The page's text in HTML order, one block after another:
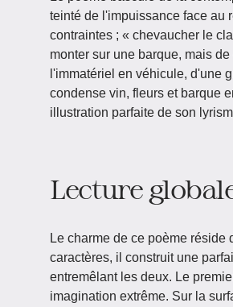
teinté de l'impuissance face au
contraintes ; « chevaucher le
monter sur une barque, mais
l'immatériel en véhicule, d'une
condense vin, fleurs et barque
illustration parfaite de son
Lecture
Le charme de ce poème réside
caractères, il construit une
entremêlant les deux. Le
imagination extrême. Sur la